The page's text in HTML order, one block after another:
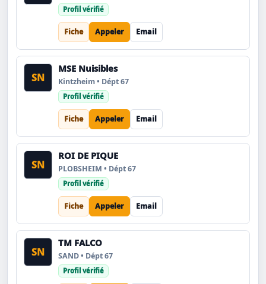
Profil vérifié
Fiche Appeler Email
SN
MSE Nuisibles
Kintzheim • Dépt 67
Profil vérifié
Fiche Appeler Email
SN
ROI DE PIQUE
PLOBSHEIM • Dépt 67
Profil vérifié
Fiche Appeler Email
SN
TM FALCO
SAND • Dépt 67
Profil vérifié